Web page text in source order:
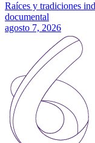
Raíces y tradiciones
documental
agosto 7, 2026